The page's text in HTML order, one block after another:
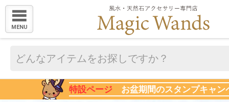
MENU
特設ページ お盆期間のスタンプキャン